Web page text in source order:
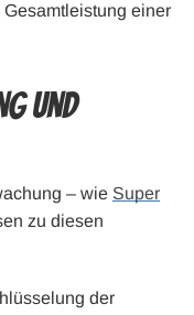
einer
und
– wie Super
zu diesen
der